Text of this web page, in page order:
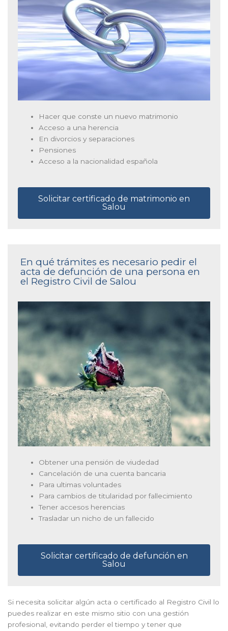
Hacer que conste un nuevo matrimonio
Acceso a una herencia
En divorcios y separaciones
Pensiones
Acceso a la nacionalidad española
Solicitar certificado de matrimonio en
Salou
En qué trámites es necesario pedir el
acta de defunción de una persona en
el Registro Civil de Salou
Obtener una pensión de viudedad
Cancelación de una cuenta bancaria
Para ultimas voluntades
Para cambios de titularidad por fallecimiento
Tener accesos herencias
Trasladar un nicho de un fallecido
Solicitar certificado de defunción en
Salou
Si necesita solicitar algún acta o certificado al Registro Civil lo
puedes realizar en este mismo sitio con una gestión
profesional, evitando perder el tiempo y tener que